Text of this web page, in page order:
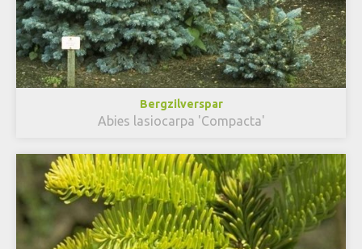
Bergzilverspar
Abies lasiocarpa 'Compacta'